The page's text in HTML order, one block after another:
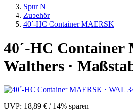
Spur N
Zubehör
40´-HC Container MAERSK
40´-HC Container
Walthers ·
UVP: 18,89 € / 14% sparen